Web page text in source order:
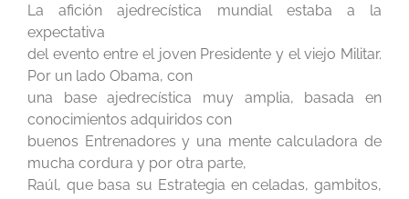
La afición ajedrecística mundial estaba a la
expectativa
del evento entre el joven Presidente y el viejo Militar.
Por un lado Obama, con
una base ajedrecística muy amplia, basada en
conocimientos adquiridos con
buenos Entrenadores y una mente calculadora de
mucha cordura y por otra parte,
Raúl, que basa su Estrategia en celadas, gambitos,